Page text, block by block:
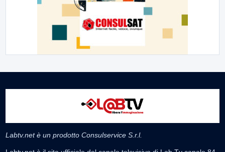
Labtv.net è un prodotto Consulservice S.r.l.